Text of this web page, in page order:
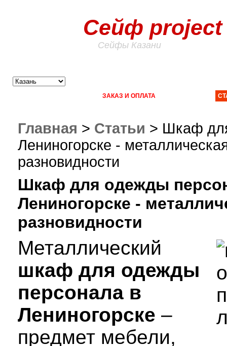
Сейф project
Сейфы Казани
ЗАКАЗ И ОПЛАТА
Главная > Статьи > Шкаф
Лениногорске -
разновидности
Шкаф для одежды
Лениногорске -
разновидности
Металлический
шкаф для одежды
персонала в
Лениногорске –
предмет мебели,